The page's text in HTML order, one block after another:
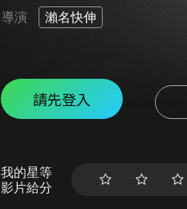
導演 瀨名快伸
請先登入
我的星等
影片給分